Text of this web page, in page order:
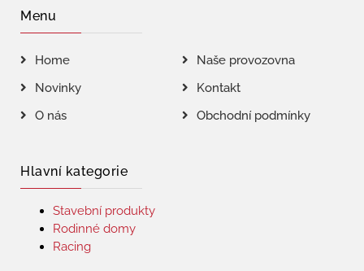
Menu
Home
Naše provozovna
Novinky
Kontakt
O nás
Obchodní podmínky
Hlavní kategorie
Stavební produkty
Rodinné domy
Racing